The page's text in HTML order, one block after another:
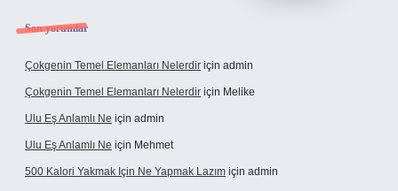
Son yorumlar
Çokgenin Temel Elemanları Nelerdir için admin
Çokgenin Temel Elemanları Nelerdir için Melike
Ulu Eş Anlamlı Ne için admin
Ulu Eş Anlamlı Ne için Mehmet
500 Kalori Yakmak Için Ne Yapmak Lazım için admin